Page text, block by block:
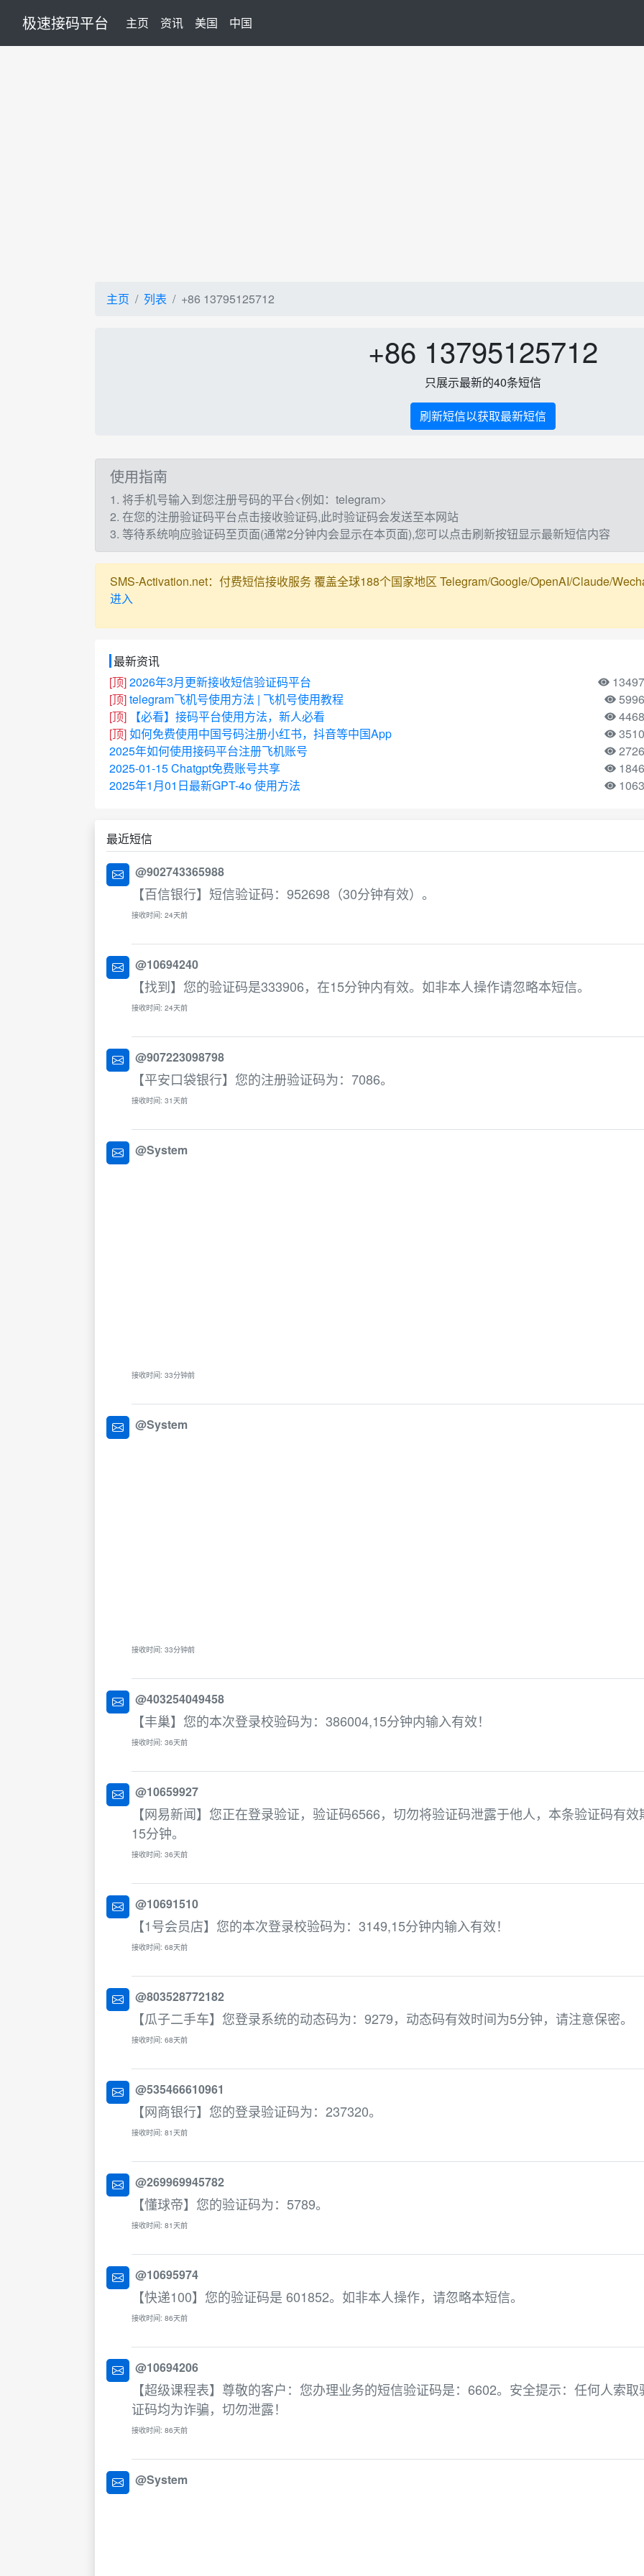
极速接码平台 主页 (current)
资讯 美国 中国
主页 列表 +86 13795125712
+86 13795125712
只展示最新的40条短信
刷新短信以获取最新短信
使用指南
1. 将手机号输入到您注册号码的平台<例如：telegram>
2. 在您的注册验证码平台点击接收验证码,此时验证码会发送至本网站
3. 等待系统响应验证码至页面(通常2分钟内会显示在本页面),您可以点击刷新按钮显示最新短信内容
SMS-Activation.net：付费短信接收服务 覆盖全球188个国家地区 Telegram/Google/OpenAI/Claude/
进入
最新资讯
[顶]2026年3月更新接收短信验证码平台
[顶]telegram飞机号使用方法 | 飞机号使用教程
[顶]
【必看】接码平台使用方法，新人必看
[顶]如何免费使用中国号码注册小红书，抖音等中国App
2025年如何使用接码平台注册飞机账号
2025-01-15 Chatgpt免费账号共享
2025年1月01日最新GPT-4o 使用方法
最近短信
@902743365988
【百信银行】短信验证码：952698（30分钟有效）。
接收时间: 24天前
@10694240
【找到】您的验证码是333906，在15分钟内有效。如非本人操作请忽略本短信。
接收时间: 24天前
@907223098798
【平安口袋银行】您的注册验证码为：7086。
接收时间: 31天前
@System
接收时间: 33分钟前
@System
接收时间: 33分钟前
@403254049458
【丰巢】您的本次登录校验码为：386004,15分钟内输入有效！
接收时间: 36天前
@10659927
【网易新闻】您正在登录验证，验证码6566，切勿将验证码泄露于他人，本条验证码有效
15分钟。
接收时间: 36天前
@10691510
【1号会员店】您的本次登录校验码为：3149,15分钟内输入有效！
接收时间: 68天前
@803528772182
【瓜子二手车】您登录系统的动态码为：9279，动态码有效时间为5分钟，请注意保密。
接收时间: 68天前
@535466610961
【网商银行】您的登录验证码为：237320。
接收时间: 81天前
@269969945782
【懂球帝】您的验证码为：5789。
接收时间: 81天前
@10695974
【快递100】您的验证码是 601852。如非本人操作，请忽略本短信。
接收时间: 86天前
@10694206
【超级课程表】尊敬的客户：您办理业务的短信验证码是：6602。安全提示：任何人索取
证码均为诈骗，切勿泄露！
接收时间: 86天前
@System